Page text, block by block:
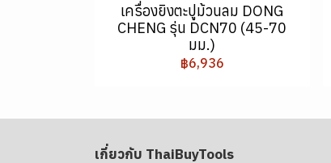
เครื่องยิงตะปูม้วนลม DONG
CHENG รุ่น DCN70 (45-70
มม.)
฿6,936
เกี่ยวกับ ThaiBuyTools